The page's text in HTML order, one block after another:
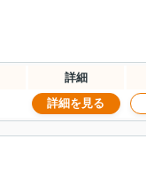
詳細
詳細を見る